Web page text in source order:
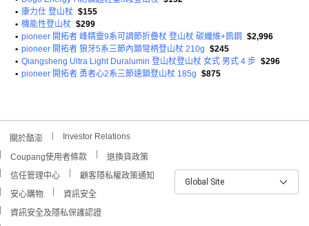
• 康力仕 登山杖 $155
• 機能性登山杖 $299
• pioneer 開拓者 峰精靈9系可調節折疊杖 登山杖 碳纖維+鎢鋼
$2,996
• pioneer 開拓者 狼牙5系三節內鎖彎柄登山杖 210g $245
• Qiangsheng Ultra Light Duralumin 登山杖登山杖 女式 男式 4 步 $296
• pioneer 開拓者 勇者心2系三節速鎖登山杖 185g $875
關於酷澎 Investor Relations
Coupang使用者條款
退換貨政策
信任管理中心
顧客隱私權政策通知
安心購物
資訊安全
資訊安全及隱私保護認證
Global Site